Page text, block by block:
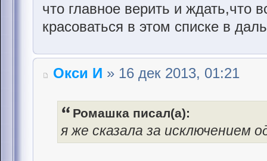
что главное верить и ждать,что
красоваться в этом списке в
Окси И » 16 дек 2013, 01:21
Ромашка писал(а):
я же сказала за исключением